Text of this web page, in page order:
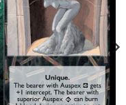
wishlist